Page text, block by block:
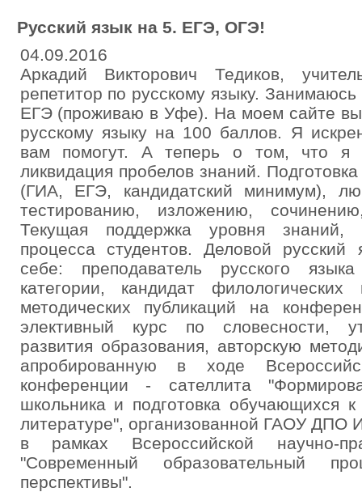
Русский язык на 5. ЕГЭ, ОГЭ!
04.09.2016
Аркадий Викторович Тедиков,
репетитор по русскому языку. Занимаюсь
ЕГЭ (проживаю в Уфе). На моем сайте вы
русскому языку на 100 баллов. Я
вам помогут. А теперь о том, что я
ликвидация пробелов знаний.
(ГИА, ЕГЭ, кандидатский минимум),
тестированию, изложению,
Текущая поддержка уровня знаний,
процесса студентов. Деловой
себе: преподаватель русского
категории, кандидат
методических публикаций на
элективный курс по словесности,
развития образования, авторскую
апробированную в ходе
конференции - сателлита
школьника и подготовка обучающихся
литературе", организованной ГАОУ ДПО
в рамках Всероссийской научно-
"Современный образовательный
перспективы".